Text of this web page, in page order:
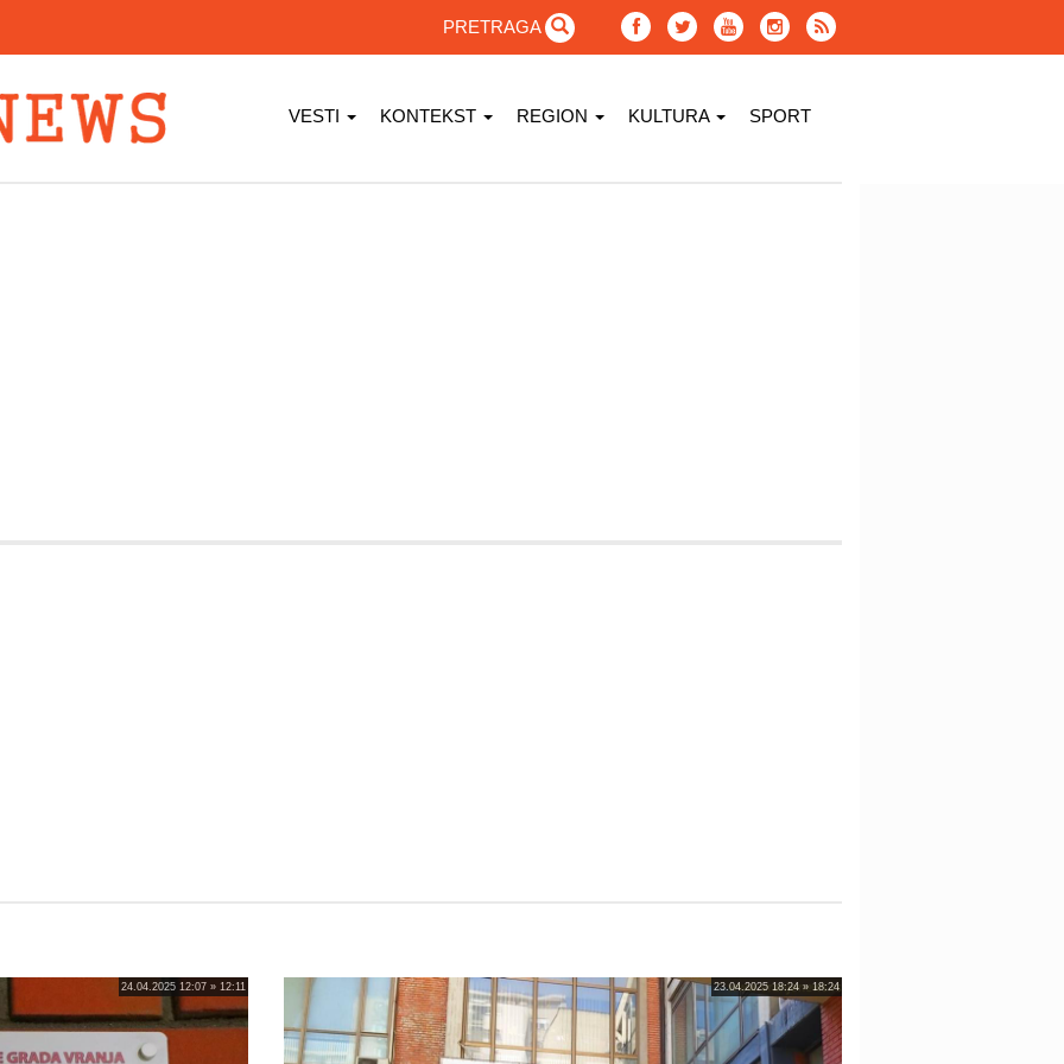
PRETRAGA
VESTI KONTEKST REGION KULTURA SPORT
24.04.2025 12:07 » 12:11 23.04.2025 18:24 » 18:24